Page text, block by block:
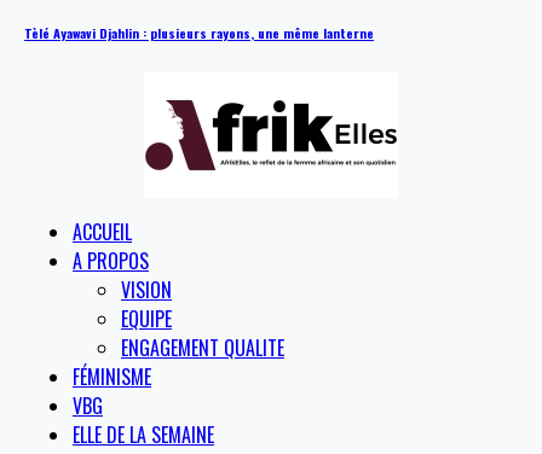
Tèlé Ayawavi Djahlin : plusieurs rayons, une même lanterne
ACCUEIL
A PROPOS
VISION
EQUIPE
ENGAGEMENT QUALITE
FÉMINISME
VBG
ELLE DE LA SEMAINE